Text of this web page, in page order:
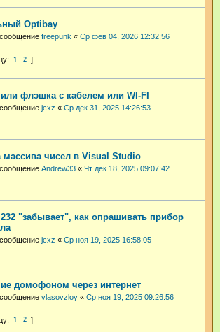
Optibay
freepunk « Ср фев 04, 2026 12:32:56
1 2
или флэшка с кабелем или WI-FI
jcxz « Ср дек 31, 2025 14:26:53
массива чисел в Visual Studio
Andrew33 « Чт дек 18, 2025 09:07:42
232 "забывает", как опрашивать прибор
jcxz « Ср ноя 19, 2025 16:58:05
домофоном через интернет
vlasovzloy « Ср ноя 19, 2025 09:26:56
1 2